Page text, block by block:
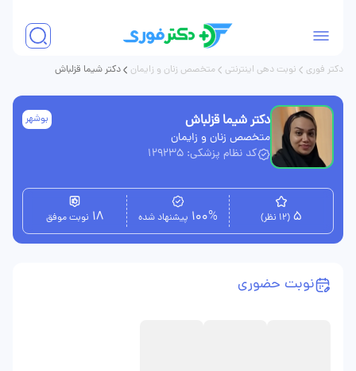
دکتر فوری نوبت دهی اینترنتی متخصص زنان و زایمان دکتر شیما قزلباش
دکتر شیما قزلباش
متخصص زنان و زایمان
کد نظام پزشکی: 129235
بوشهر
5 (12 نظر) 100% پیشنهاد شده 18 نوبت موفق
نوبت حضوری